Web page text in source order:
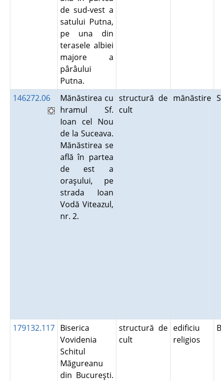
de sud-vest a
satului Putna,
pe una din
terasele albiei
majore a
pârâului
Putna.
146272.06
Mănăstirea cu
hramul Sf.
Ioan cel Nou
de la Suceava.
Mănăstirea se
află în partea
de est a
oraşului, pe
strada Ioan
Vodă Viteazul,
nr. 2.
structură de
cult
mănăstire
179132.117 Biserica
Vovidenia
Schitul
Măgureanu
din Bucureşti.
structură de
cult
edificiu
religios